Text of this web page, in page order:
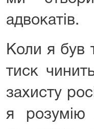
адвокатів.
Коли я був
тиск
захисту
я розумію